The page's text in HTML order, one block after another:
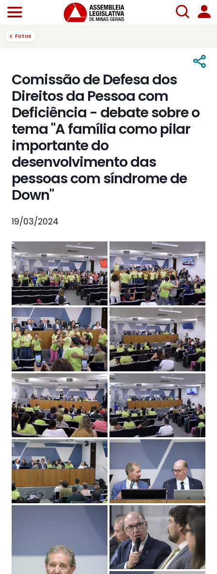
Fotos
Comissão de Defesa dos
Direitos da Pessoa com
Deficiência - debate sobre o
tema "A família como pilar
importante do
desenvolvimento das
pessoas com síndrome de
Down"
19/03/2024